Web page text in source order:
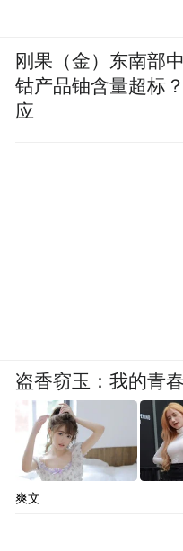
刚果（金）东南部
钴产品铀含量超标
应
盗香窃玉：我的青
爽文